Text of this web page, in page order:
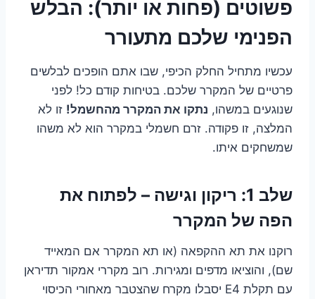
פשוטים (פחות או יותר): הבלש
הפנימי שלכם מתעורר
עכשיו מתחיל החלק הכיפי, שבו אתם הופכים לבלשים
פרטיים של המקרר שלכם. בטיחות קודם כל! לפני
שנוגעים במשהו, נתקו את המקרר מהחשמל! זו לא
המלצה, זו פקודה. זרם חשמלי במקרר הוא לא משהו
שמשחקים איתו.
שלב 1: ריקון וגישה – לפתוח את
הפה של המקרר
רוקנו את תא ההקפאה (או תא המקרר אם המאייד
שם), והוציאו מדפים ומגירות. רוב מקררי אמקור תדיראן
עם תקלת E4 יסבלו מקרח שהצטבר מאחורי הכיסוי